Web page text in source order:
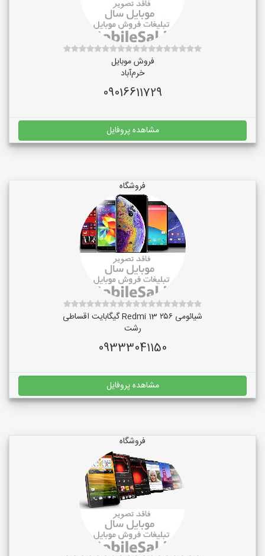
فروش موبایل
خرم‌آباد
09016611729
مشاهده پروفایل
فروشگاه
شیائومی Redmi 13 ۲۵۶ گیگابایت اقساطی
رشت
09333041150
مشاهده پروفایل
فروشگاه